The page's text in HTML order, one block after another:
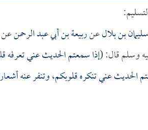
سليمان بن بلالعنربيعة بن أبي عبد الرحمن
وسلم قال: (إذا سمعتم الحديث عني تعرفه
الحديث عني تنكره قلوبكم، وتنفر عنه